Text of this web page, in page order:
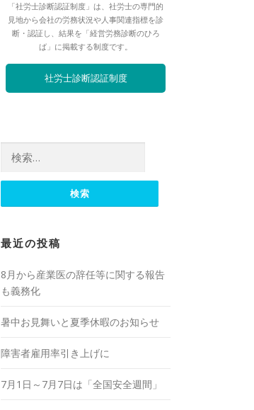
「社労士診断認証制度」は、社労士の専門的
見地から会社の労務状況や人事関連指標を診
断・認証し、結果を「経営労務診断のひろ
ば」に掲載する制度です。
社労士診断認証制度
検索:
最近の投稿
8月から産業医の辞任等に関する報告
も義務化
暑中お見舞いと夏季休暇のお知らせ
障害者雇用率引き上げに
7月1日～7月7日は「全国安全週間」